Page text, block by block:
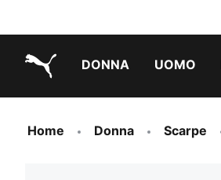
DONNA UOMO
Home Donna Scarpe